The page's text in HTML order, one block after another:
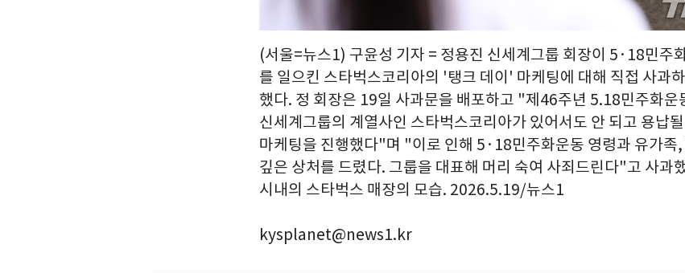
(서울=뉴스1) 구윤성 기자 = 정용진 신세계그룹 회장이 5·18민주
를 일으킨 스타벅스코리아의 '탱크 데이' 마케팅에 대해 직접 사과
했다. 정 회장은 19일 사과문을 배포하고 "제46주년 5.18민주화운
신세계그룹의 계열사인 스타벅스코리아가 있어서도 안 되고 용납
마케팅을 진행했다"며 "이로 인해 5·18민주화운동 영령과 유가족,
깊은 상처를 드렸다. 그룹을 대표해 머리 숙여 사죄드린다"고 사과
시내의 스타벅스 매장의 모습. 2026.5.19/뉴스1
kysplanet@news1.kr